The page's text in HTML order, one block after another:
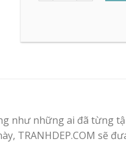
như những ai đã từng
TRANHDEP.COM sẽ